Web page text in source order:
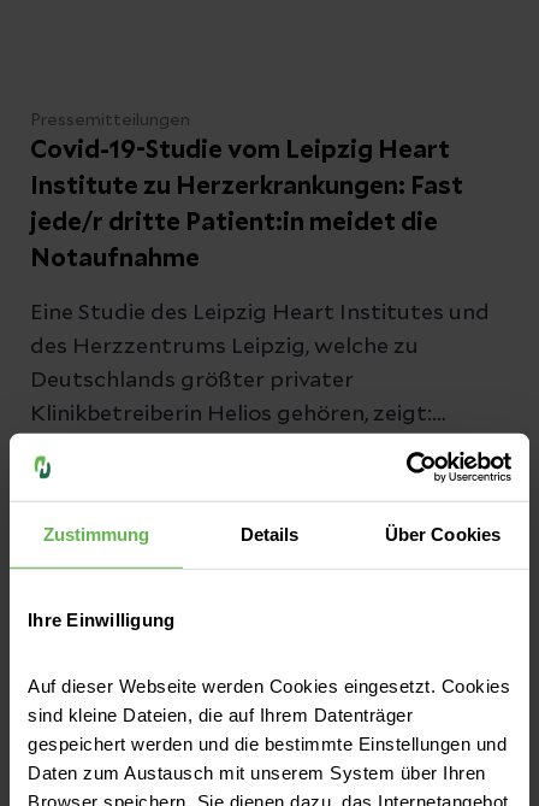
Zustimmung Details Über Cookies
Ihre Einwilligung
Auf dieser Webseite werden Cookies eingesetzt. Cookies
sind kleine Dateien, die auf Ihrem Datenträger
gespeichert werden und die bestimmte Einstellungen und
Daten zum Austausch mit unserem System über Ihren
Browser speichern. Sie dienen dazu, das Internetangebot
Pressemitteilungen
Covid-19-Studie vom Leipzig Heart
Institute zu Herzerkrankungen: Fast
jede/r dritte Patient:in meidet die
Notaufnahme
Eine Studie des Leipzig Heart Institutes und
des Herzzentrums Leipzig, welche zu
Deutschlands größter privater
Klinikbetreiberin Helios gehören, zeigt:
Während der Coronakrise gab es 30 Prozent
weniger Aufnahmen in den Notaufnahmen.
Patienten kränker in die Kliniken, erklärt
Jetzt lesen